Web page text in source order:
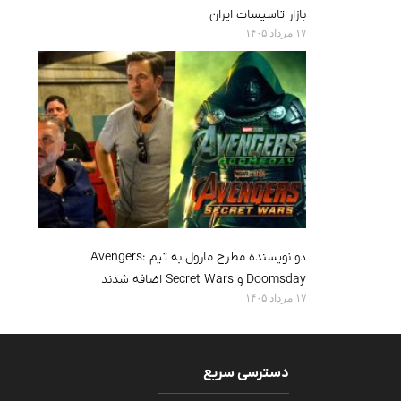
بازار تاسیسات ایران
۱۷ مرداد ۱۴۰۵
دو نویسنده مطرح مارول به تیم Avengers:
Doomsday و Secret Wars اضافه شدند
۱۷ مرداد ۱۴۰۵
دسترسی سریع